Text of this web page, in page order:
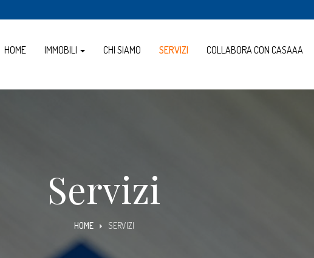
HOME IMMOBILI CHI SIAMO SERVIZI COLLABORA CON CASAAA
Servizi
HOME SERVIZI